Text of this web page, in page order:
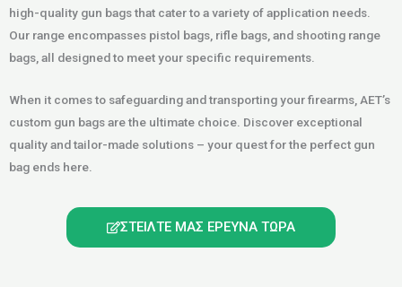
high-quality gun bags that cater to a variety of application needs.
Our range encompasses pistol bags, rifle bags, and shooting range
bags, all designed to meet your specific requirements.
When it comes to safeguarding and transporting your firearms, AET’s
custom gun bags are the ultimate choice. Discover exceptional
quality and tailor-made solutions – your quest for the perfect gun
bag ends here.
ΣΤΕΊΛΤΕ ΜΑΣ ΈΡΕΥΝΑ ΤΏΡΑ